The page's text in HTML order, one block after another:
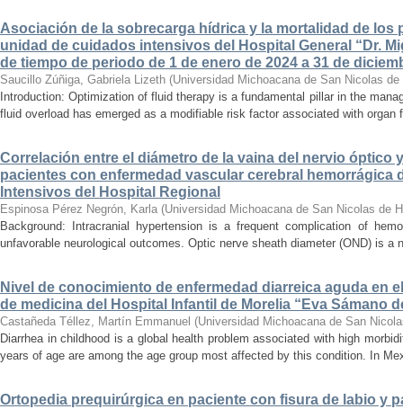
Asociación de la sobrecarga hídrica y la mortalidad de los
unidad de cuidados intensivos del Hospital General “Dr.
de tiempo de periodo de 1 de enero de 2024 a 31 de
Saucillo Zúñiga, Gabriela Lizeth (Universidad Michoacana de San Nicolas de
Introduction: Optimization of fluid therapy is a fundamental pillar in the
fluid overload has emerged as a modifiable risk factor associated with organ
Correlación entre el diámetro de la vaina del nervio óptico
pacientes con enfermedad vascular cerebral hemorrágica
Intensivos del Hospital Regional
Espinosa Pérez Negrón, Karla (Universidad Michoacana de San Nicolas de
Background: Intracranial hypertension is a frequent complication of
unfavorable neurological outcomes. Optic nerve sheath diameter (OND) is a
Nivel de conocimiento de enfermedad diarreica aguda en
de medicina del Hospital Infantil de Morelia “Eva Sámano
Castañeda Téllez, Martín Emmanuel (Universidad Michoacana de San
Diarrhea in childhood is a global health problem associated with high
years of age are among the age group most affected by this condition. In
Ortopedia prequirúrgica en paciente con fisura de labio y